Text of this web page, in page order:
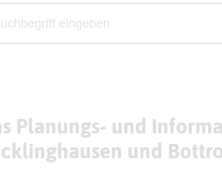
Planungs- und
und